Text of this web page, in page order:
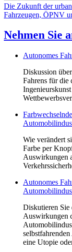
Die Zukunft der
Fahrzeugen, ÖPNV
Nehmen Sie
Autonomes
Diskussion
Fahrens für die
Wie verändert
Farbe per
Auswirkungen
Autonomes
Diskutieren Sie
Auswirkungen
eine Utopie